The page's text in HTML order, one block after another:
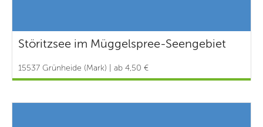
Störitzsee im Müggelspree-Seengebiet
15537 Grünheide (Mark) | ab 4,50 €